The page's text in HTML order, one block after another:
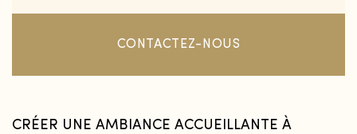
CONTACTEZ-NOUS
CRÉER UNE AMBIANCE ACCUEILLANTE À